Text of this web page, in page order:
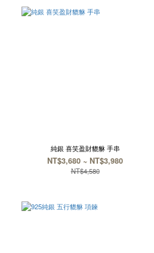
純銀 喜笑盈財貔貅 手串
NT$3,680 ~ NT$3,980
NT$4,580